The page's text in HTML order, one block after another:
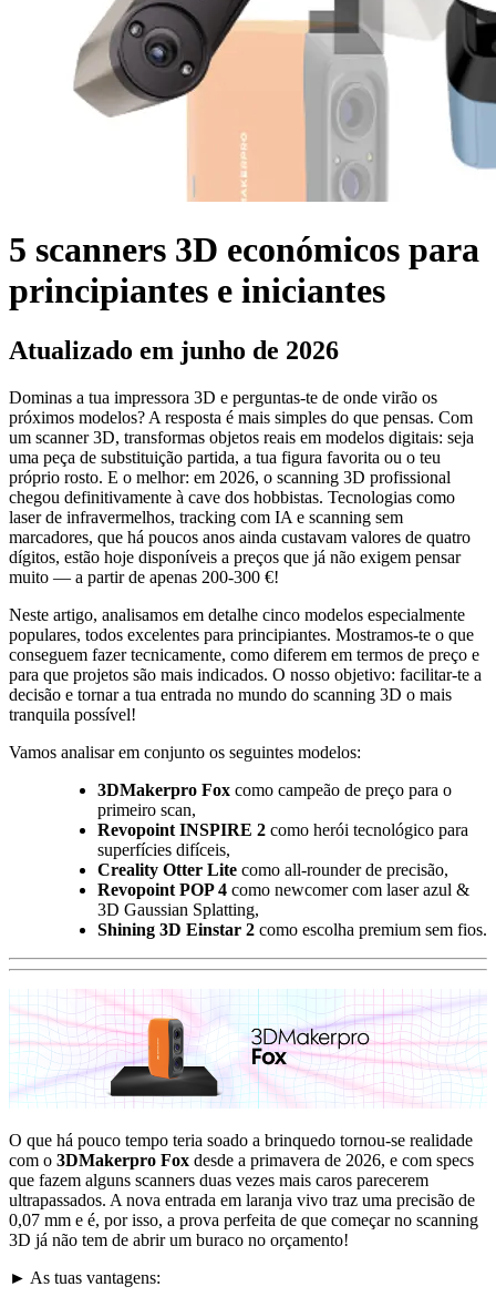
5 scanners 3D económicos para
principiantes e iniciantes
Atualizado em junho de 2026
Dominas a tua impressora 3D e perguntas-te de onde virão os
próximos modelos? A resposta é mais simples do que pensas. Com
um scanner 3D, transformas objetos reais em modelos digitais: seja
uma peça de substituição partida, a tua figura favorita ou o teu
próprio rosto. E o melhor: em 2026, o scanning 3D profissional
chegou definitivamente à cave dos hobbistas. Tecnologias como
laser de infravermelhos, tracking com IA e scanning sem
marcadores, que há poucos anos ainda custavam valores de quatro
dígitos, estão hoje disponíveis a preços que já não exigem pensar
muito — a partir de apenas 200-300 €!
Neste artigo, analisamos em detalhe cinco modelos especialmente
populares, todos excelentes para principiantes. Mostramos-te o que
conseguem fazer tecnicamente, como diferem em termos de preço e
para que projetos são mais indicados. O nosso objetivo: facilitar-te a
decisão e tornar a tua entrada no mundo do scanning 3D o mais
tranquila possível!
Vamos analisar em conjunto os seguintes modelos:
3DMakerpro Fox como campeão de preço para o
primeiro scan,
Revopoint INSPIRE 2 como herói tecnológico para
superfícies difíceis,
Creality Otter Lite como all-rounder de precisão,
Revopoint POP 4 como newcomer com laser azul &
3D Gaussian Splatting,
Shining 3D Einstar 2 como escolha premium sem fios.
O que há pouco tempo teria soado a brinquedo tornou-se realidade
com o 3DMakerpro Fox desde a primavera de 2026, e com specs
que fazem alguns scanners duas vezes mais caros parecerem
ultrapassados. A nova entrada em laranja vivo traz uma precisão de
0,07 mm e é, por isso, a prova perfeita de que começar no scanning
3D já não tem de abrir um buraco no orçamento!
► As tuas vantagens: